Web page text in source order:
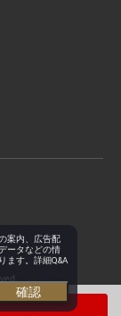
案内、広告配
ータなどの情
ます。詳細Q&A
確認